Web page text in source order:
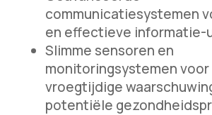
communicatiesystemen
en effectieve informatie-
Slimme sensoren en
monitoringsystemen voor
vroegtijdige
potentiële